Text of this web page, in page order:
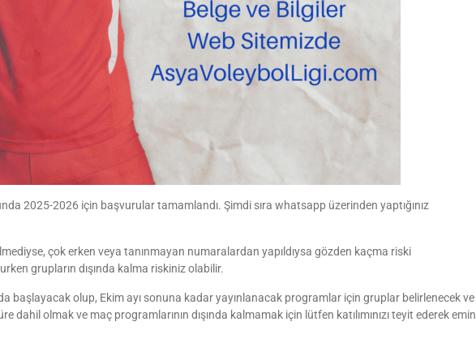
2025-2026 için başvurular tamamlandı. Şimdi sıra whatsapp üzerinden yaptığınız
çok erken veya tanınmayan numaralardan yapıldıysa gözden kaçma riski
grupların dışında kalma riskiniz olabilir.
başlayacak olup, Ekim ayı sonuna kadar yayınlanacak programlar için gruplar belirlenecek ve
dahil olmak ve maç programlarının dışında kalmamak için lütfen katılımınızı teyit ederek emin